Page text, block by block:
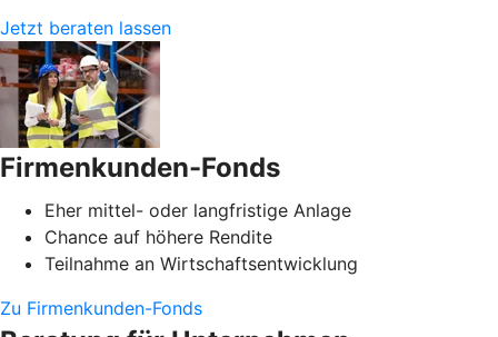
Jetzt beraten lassen
Firmenkunden-Fonds
Eher mittel- oder langfristige Anlage
Chance auf höhere Rendite
Teilnahme an Wirtschaftsentwicklung
Zu Firmenkunden-Fonds